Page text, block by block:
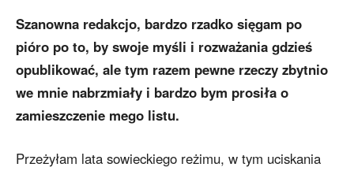
Szanowna redakcjo, bardzo rzadko sięgam po
pióro po to, by swoje myśli i rozważania gdzieś
opublikować, ale tym razem pewne rzeczy zbytnio
we mnie nabrzmiały i bardzo bym prosiła o
zamieszczenie mego listu.
Przeżyłam lata sowieckiego reżimu, w tym uciskania